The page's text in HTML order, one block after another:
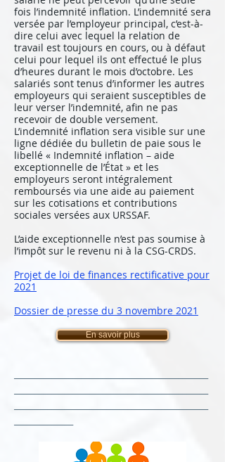
fois l’indemnité inflation. L’indemnité sera
versée par l’employeur principal, c’est-à-
dire celui avec lequel la relation de
travail est toujours en cours, ou à défaut
celui pour lequel ils ont effectué le plus
d’heures durant le mois d’octobre. Les
salariés sont tenus d’informer les autres
employeurs qui seraient susceptibles de
leur verser l’indemnité, afin ne pas
recevoir de double versement.
L’indemnité inflation sera visible sur une
ligne dédiée du bulletin de paie sous le
libellé « Indemnité inflation – aide
exceptionnelle de l’État » et les
employeurs seront intégralement
remboursés via une aide au paiement
sur les cotisations et contributions
sociales versées aux URSSAF.
L’aide exceptionnelle n’est pas soumise à
l’impôt sur le revenu ni à la CSG-CRDS.
Projet de loi de finances rectificative pour
2021
Dossier de presse du 3 novembre 2021
En savoir plus